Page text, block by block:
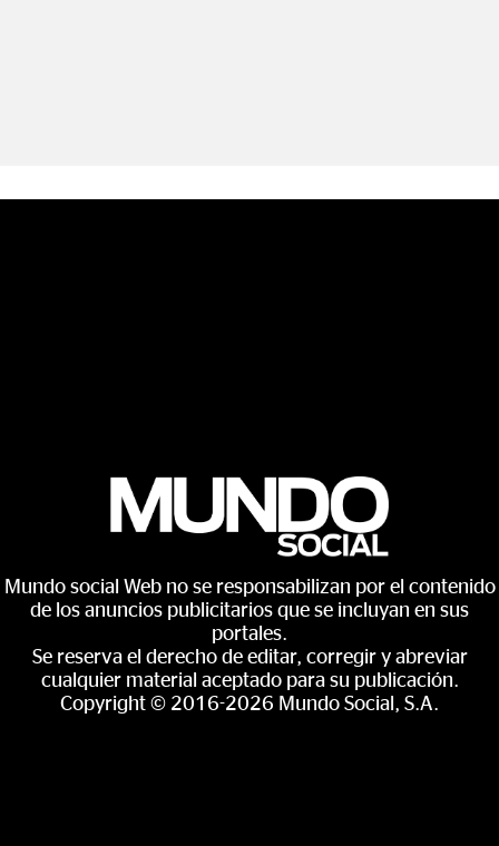
Mundo social Web no se responsabilizan por el contenido
de los anuncios publicitarios que se incluyan en sus
portales.
Se reserva el derecho de editar, corregir y abreviar
cualquier material aceptado para su publicación.
Copyright © 2016-2026 Mundo Social, S.A.